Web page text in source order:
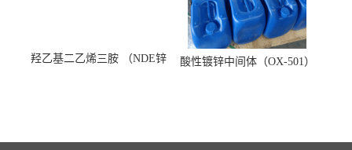
羟乙基二乙烯三胺 （NDE锌
酸性镀锌中间体（OX-501）